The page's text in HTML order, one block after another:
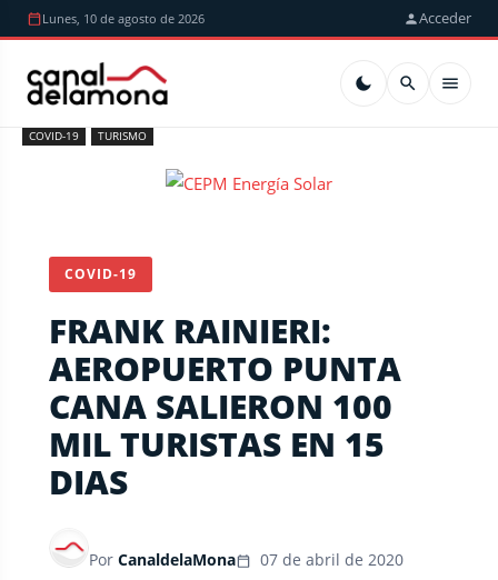
Lunes, 10 de agosto de 2026 Acceder
COVID-19 TURISMO
COVID-19
FRANK RAINIERI:
AEROPUERTO PUNTA
CANA SALIERON 100
MIL TURISTAS EN 15
DIAS
Por CanaldelaMona 07 de abril de 2020